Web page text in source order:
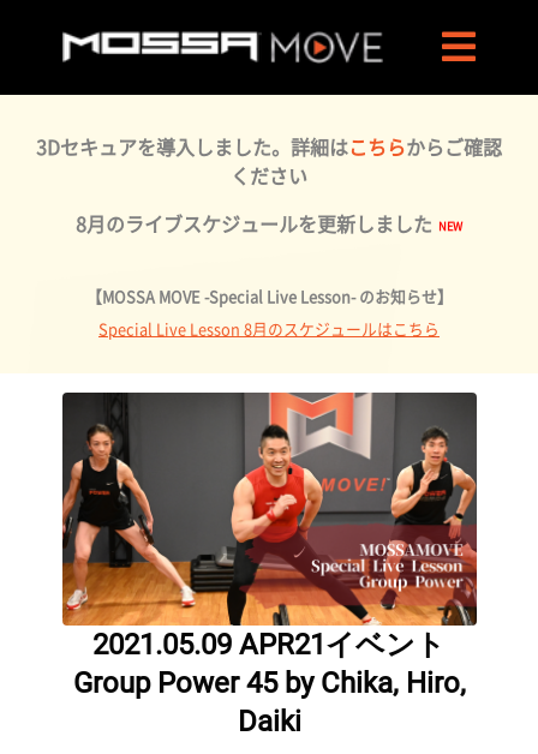
3Dセキュアを導入しました。詳細はこちらからご確認
ください
8月のライブスケジュールを更新しました
【MOSSA MOVE -Special Live Lesson- のお知らせ】
Special Live Lesson 8月のスケジュールはこちら
2021.05.09 APR21イベント
Group Power 45 by Chika, Hiro,
Daiki